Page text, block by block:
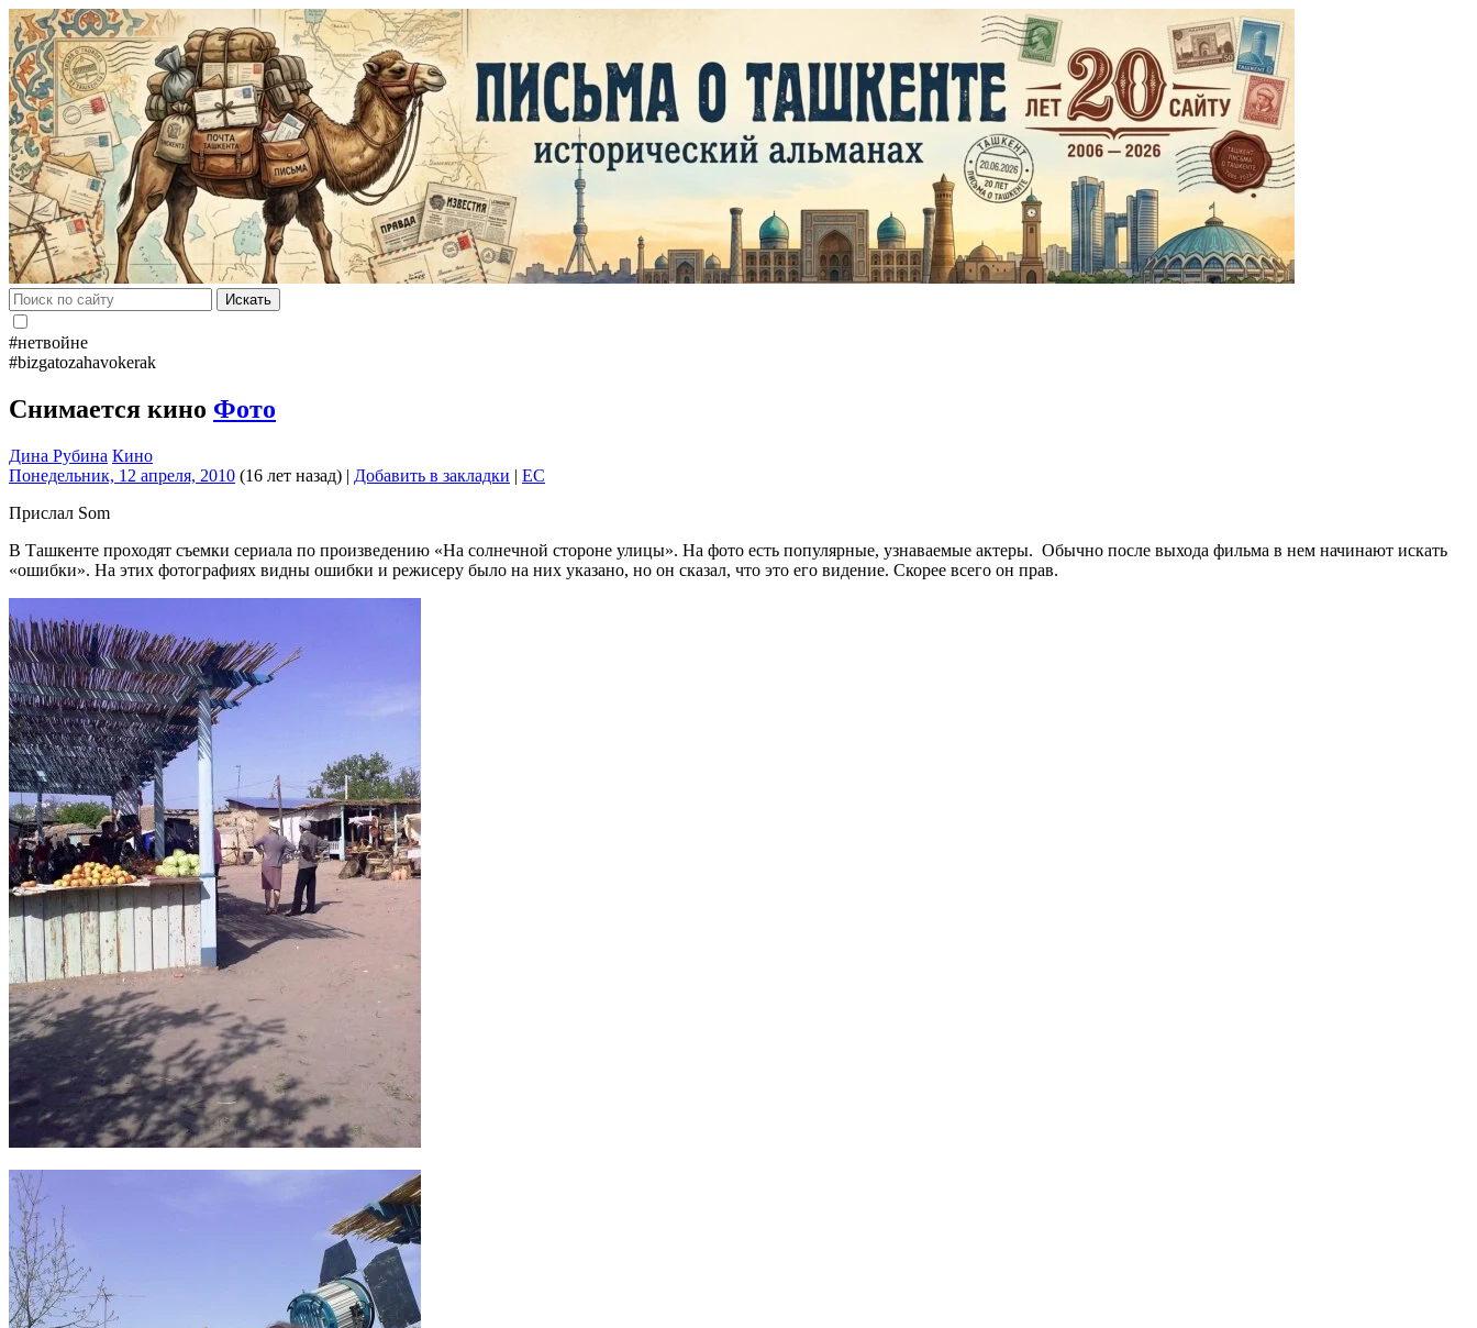
Искать
#нетвойне
#bizgatozahavokerak
Снимается кино Фото
Дина Рубина Кино
Понедельник, 12 апреля, 2010 (16 лет назад) | Добавить в закладки | EC
Прислал Som
В Ташкенте проходят съемки сериала по произведению «На солнечной стороне улицы». На фото есть популярные, узнаваемые актеры. Обычно после выхода фильма в нем начинают искать
«ошибки». На этих фотографиях видны ошибки и режисеру было на них указано, но он сказал, что это его видение. Скорее всего он прав.